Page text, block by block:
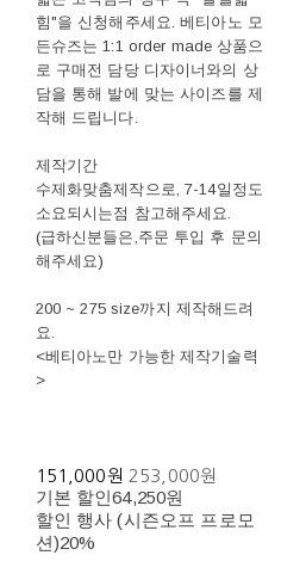
힘"을 신청해주세요. 베티아노 모
든슈즈는 1:1 order made 상품으
로 구매전 담당 디자이너와의 상
담을 통해 발에 맞는 사이즈를 제
작해 드립니다.
제작기간
수제화맞춤제작으로, 7-14일정도
소요되시는점 참고해주세요.
(급하신분들은,주문 투입 후 문의
해주세요)
200 ~ 275 size까지 제작해드려
요.
<베티아노만 가능한 제작기술력
>
151,000원 253,000원
기본 할인64,250원
할인 행사 (시즌오프 프로모
션)20%